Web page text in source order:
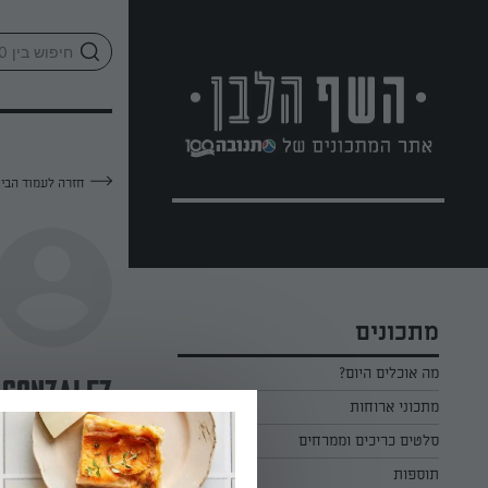
מתכונים
מה אוכלים היום?
מתכוני ארוחות
ארוחת בוקר
ארוחת צהריים
סלטים כריכים וממרחים
כל הסלטים כריכים וממרחים
תוספות
חזרה לעמוד
—